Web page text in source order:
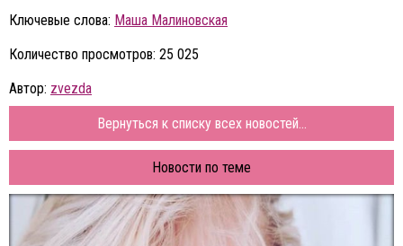
Ключевые слова: Маша Малиновская
Количество просмотров: 25 025
Автор: zvezda
Вернуться к списку всех новостей...
Новости по теме